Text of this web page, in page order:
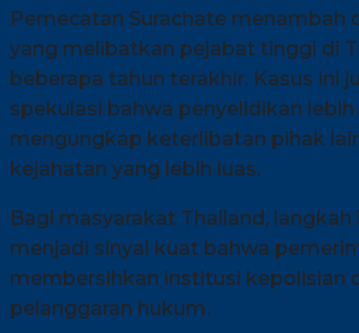
Pemecatan Surachate menambah
yang melibatkan pejabat tinggi di
beberapa tahun terakhir. Kasus ini
spekulasi bahwa penyelidikan
mengungkap keterlibatan pihak
kejahatan yang lebih luas.
Bagi masyarakat Thailand, langkah
menjadi sinyal kuat bahwa
membersihkan institusi kepolisian
pelanggaran hukum.